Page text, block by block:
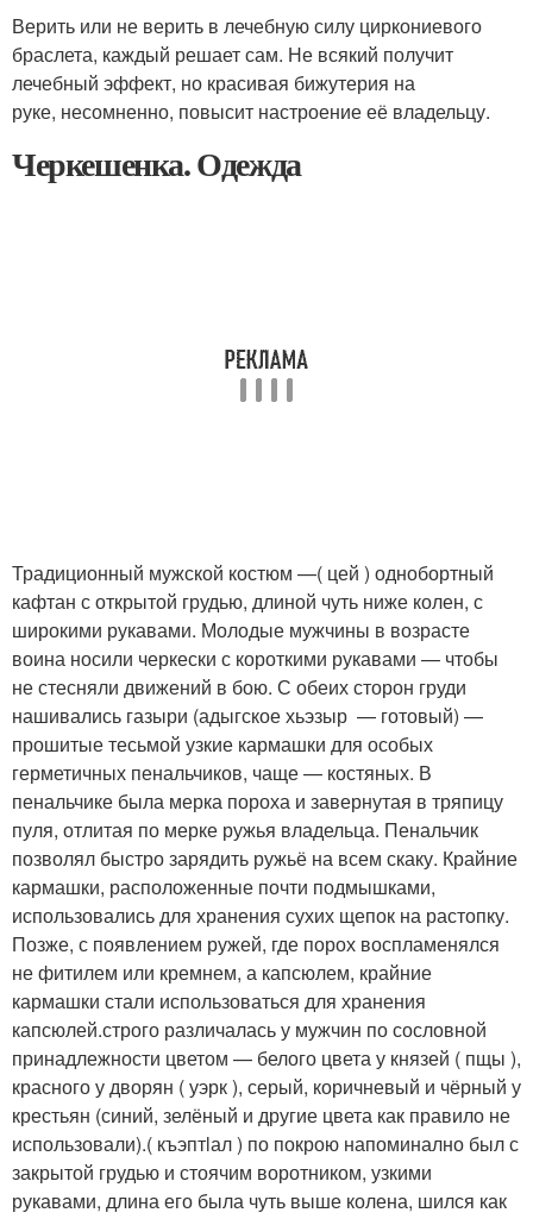
Верить или не верить в лечебную силу циркониевого
браслета, каждый решает сам. Не всякий получит
лечебный эффект, но красивая бижутерия на
руке, несомненно, повысит настроение её владельцу.
Черкешенка. Одежда
Традиционный мужской костюм —( цей ) однобортный
кафтан с открытой грудью, длиной чуть ниже колен, с
широкими рукавами. Молодые мужчины в возрасте
воина носили черкески с короткими рукавами — чтобы
не стесняли движений в бою. С обеих сторон груди
нашивались газыри (адыгское хьэзыр — готовый) —
прошитые тесьмой узкие кармашки для особых
герметичных пенальчиков, чаще — костяных. В
пенальчике была мерка пороха и завернутая в тряпицу
пуля, отлитая по мерке ружья владельца. Пенальчик
позволял быстро зарядить ружьё на всем скаку. Крайние
кармашки, расположенные почти подмышками,
использовались для хранения сухих щепок на растопку.
Позже, с появлением ружей, где порох воспламенялся
не фитилем или кремнем, а капсюлем, крайние
кармашки стали использоваться для хранения
капсюлей.строго различалась у мужчин по сословной
принадлежности цветом — белого цвета у князей ( пщы ),
красного у дворян ( уэрк ), серый, коричневый и чёрный у
крестьян (синий, зелёный и другие цвета как правило не
использовали).( къэптlал ) по покрою напоминално был с
закрытой грудью и стоячим воротником, узкими
рукавами, длина его была чуть выше колена, шился как